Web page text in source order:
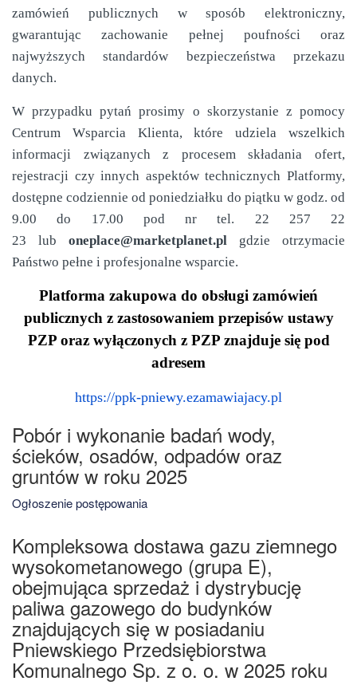
zamówień publicznych w sposób elektroniczny,
gwarantując zachowanie pełnej poufności oraz
najwyższych standardów bezpieczeństwa przekazu
danych.
W przypadku pytań prosimy o skorzystanie z pomocy
Centrum Wsparcia Klienta, które udziela wszelkich
informacji związanych z procesem składania ofert,
rejestracji czy innych aspektów technicznych Platformy,
dostępne codziennie od poniedziałku do piątku w godz. od
9.00 do 17.00 pod nr tel. 22 257 22
23 lub oneplace@marketplanet.pl gdzie otrzymacie
Państwo pełne i profesjonalne wsparcie.
Platforma zakupowa do obsługi zamówień
publicznych z zastosowaniem przepisów ustawy
PZP oraz wyłączonych z PZP znajduje się pod
adresem
https://ppk-pniewy.ezamawiajacy.pl
Pobór i wykonanie badań wody,
ścieków, osadów, odpadów oraz
gruntów w roku 2025
Ogłoszenie postępowania
Kompleksowa dostawa gazu ziemnego
wysokometanowego (grupa E),
obejmująca sprzedaż i dystrybucję
paliwa gazowego do budynków
znajdujących się w posiadaniu
Pniewskiego Przedsiębiorstwa
Komunalnego Sp. z o. o. w 2025 roku